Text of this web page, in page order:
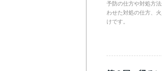
予防の仕方や対処方
わせた対処の仕方、
けです。